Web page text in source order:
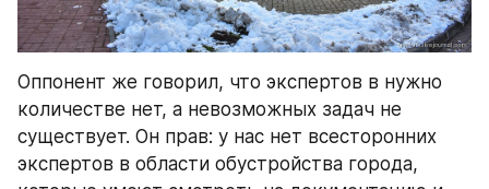
Оппонент же говорил, что экспертов в нужно
количестве нет, а невозможных задач не
существует. Он прав: у нас нет всесторонних
экспертов в области обустройства города,